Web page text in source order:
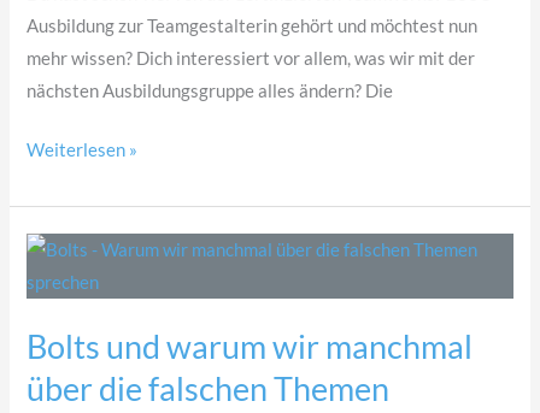
Ausbildung zur Teamgestalterin gehört und möchtest nun
mehr wissen? Dich interessiert vor allem, was wir mit der
nächsten Ausbildungsgruppe alles ändern? Die
Weiterlesen »
Bolts und warum wir manchmal
über die falschen Themen
Bolts
und
wir
manchmal